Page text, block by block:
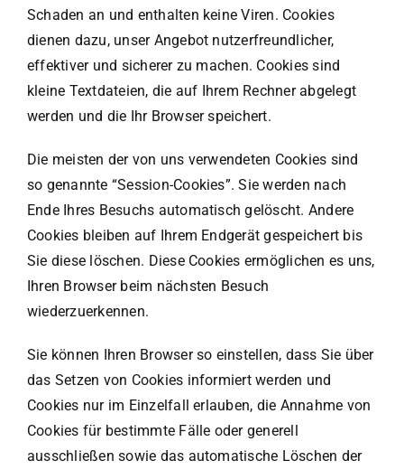
Schaden an und enthalten keine Viren. Cookies
dienen dazu, unser Angebot nutzerfreundlicher,
effektiver und sicherer zu machen. Cookies sind
kleine Textdateien, die auf Ihrem Rechner abgelegt
werden und die Ihr Browser speichert.
Die meisten der von uns verwendeten Cookies sind
so genannte “Session-Cookies”. Sie werden nach
Ende Ihres Besuchs automatisch gelöscht. Andere
Cookies bleiben auf Ihrem Endgerät gespeichert bis
Sie diese löschen. Diese Cookies ermöglichen es uns,
Ihren Browser beim nächsten Besuch
wiederzuerkennen.
Sie können Ihren Browser so einstellen, dass Sie über
das Setzen von Cookies informiert werden und
Cookies nur im Einzelfall erlauben, die Annahme von
Cookies für bestimmte Fälle oder generell
ausschließen sowie das automatische Löschen der